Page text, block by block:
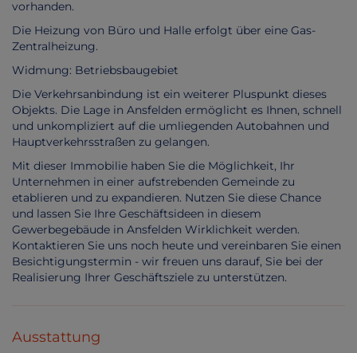
vorhanden.
Die Heizung von Büro und Halle erfolgt über eine Gas-
Zentralheizung.
Widmung: Betriebsbaugebiet
Die Verkehrsanbindung ist ein weiterer Pluspunkt dieses
Objekts. Die Lage in Ansfelden ermöglicht es Ihnen, schnell
und unkompliziert auf die umliegenden Autobahnen und
Hauptverkehrsstraßen zu gelangen.
Mit dieser Immobilie haben Sie die Möglichkeit, Ihr
Unternehmen in einer aufstrebenden Gemeinde zu
etablieren und zu expandieren. Nutzen Sie diese Chance
und lassen Sie Ihre Geschäftsideen in diesem
Gewerbegebäude in Ansfelden Wirklichkeit werden.
Kontaktieren Sie uns noch heute und vereinbaren Sie einen
Besichtigungstermin - wir freuen uns darauf, Sie bei der
Realisierung Ihrer Geschäftsziele zu unterstützen.
Ausstattung